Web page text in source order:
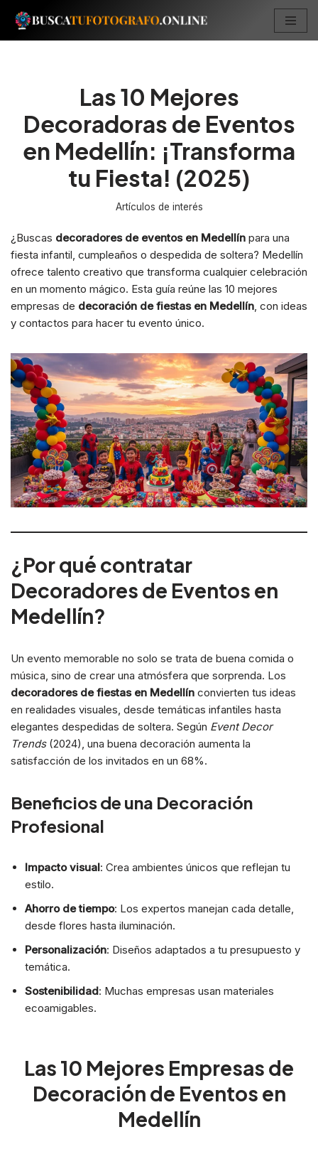
Saltar
Las 10 Mejores
Decoradoras de Eventos
en Medellín: ¡Transforma
tu Fiesta! (2025)
Artículos de interés
¿Buscas decoradores de eventos en Medellín para una
fiesta infantil, cumpleaños o despedida de soltera? Medellín
ofrece talento creativo que transforma cualquier celebración
en un momento mágico. Esta guía reúne las 10 mejores
empresas de decoración de fiestas en Medellín, con ideas
y contactos para hacer tu evento único.
¿Por qué contratar
Decoradores de Eventos en
Medellín?
Un evento memorable no solo se trata de buena comida o
música, sino de crear una atmósfera que sorprenda. Los
decoradores de fiestas en Medellín convierten tus ideas
en realidades visuales, desde temáticas infantiles hasta
elegantes despedidas de soltera. Según Event Decor
Trends(2024), una buena decoración aumenta la
satisfacción de los invitados en un 68%.
Beneficios de una Decoración
Profesional
Impacto visual: Crea ambientes únicos que reflejan tu
estilo.
Ahorro de tiempo: Los expertos manejan cada detalle,
desde flores hasta iluminación.
Personalización: Diseños adaptados a tu presupuesto y
temática.
Sostenibilidad: Muchas empresas usan materiales
ecoamigables.
Las 10 Mejores Empresas de
Decoración de Eventos en
Medellín